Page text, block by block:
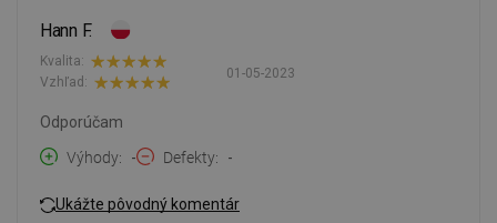
Hann F.
01-05-2023
Kvalita:
Vzhľad:
Odporúčam
Výhody
- Defekty -
Ukážte pôvodný komentár